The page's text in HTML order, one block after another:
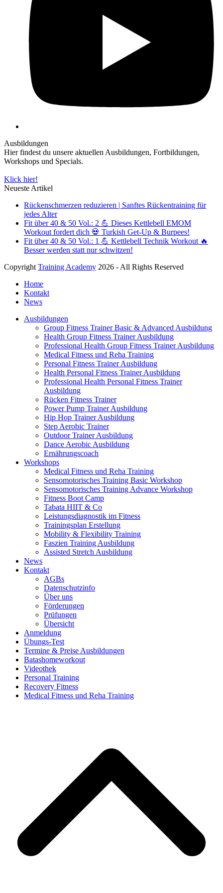
Ausbildungen
Hier findest du unsere aktuellen Ausbildungen, Fortbildungen,
Workshops und Specials.
Klick hier!
Neueste Artikel
Rückenschmerzen reduzieren | Sanftes Rückentraining für
jedes Alter
Fit über 40 & 50 Vol.: 2 💪 Dieses Kettlebell EMOM
Workout fordert dich 💀 Turkish Get-Up & Burpees!
Fit über 40 & 50 Vol.: 1 💪 Kettlebell Technik Workout 🔥
Besser werden statt nur schwitzen!
Copyright Training Academy 2026 - All Rights Reserved
Home
Kontakt
News
Ausbildungen
Group Fitness Trainer Basic & Advanced Ausbildung
Health Group Fitness Trainer Ausbildung
Professional Health Group Fitness Trainer Ausbildung
Medical Fitness und Reha Training
Personal Fitness Trainer Ausbildung
Health Personal Fitness Trainer Ausbildung
Professional Health Personal Fitness Trainer
Ausbildung
Rücken Fitness Trainer
Power Pump Trainer Ausbildung
Hip Hop Trainer Ausbildung
Step Aerobic Trainer
Outdoor Trainer Ausbildung
Dance Aerobic Ausbildung
Ernährungscoach
Workshops
Medical Fitness und Reha Training
Sensomotorisches Training Basic Workshop
Sensomotorisches Training Advance Workshop
Fitness Boot Camp
Tabata HIIT & Co
Leistungsdiagnostik im Fitness
Trainingsplan Erstellung
Mobility & Flexibility Training
Faszien Training Ausbildung
Assisted Stretch Ausbildung
News
Kontakt
AGBs
Datenschutzinfo
Über uns
Förderungen
Prüfungen
Übersicht
Anmeldung
Übungs-Test
Termine & Preise Ausbildungen
Batashomeworkout
Videothek
Personal Training
Recovery Fitness
Medical Fitness und Reha Training